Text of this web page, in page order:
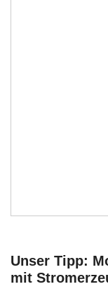
Unser Tipp:
mit